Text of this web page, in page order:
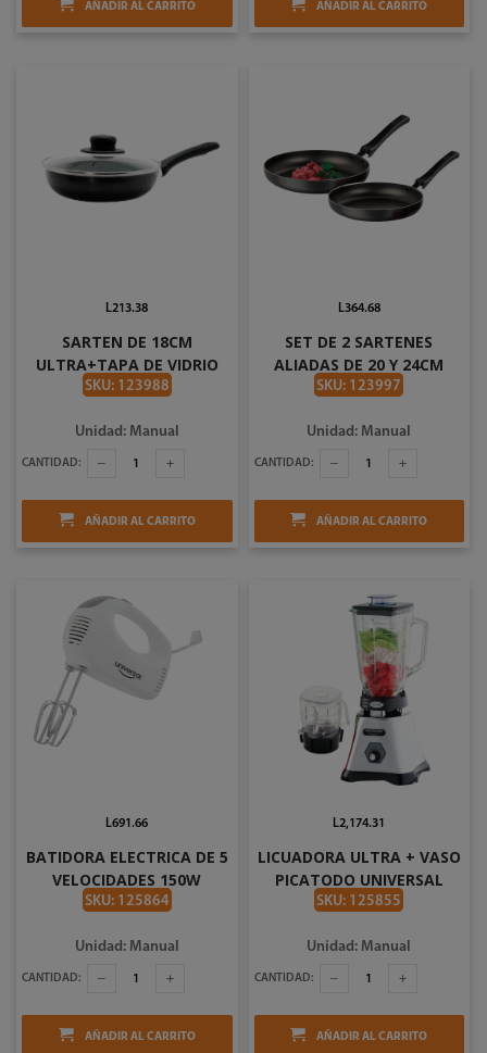
AÑADIR AL CARRITO AÑADIR AL CARRITO
SARTEN DE 18CM
ULTRA+TAPA DE VIDRIO
UNIVERSAL L72415
SKU: 123988
L213.38
Unidad: Manual
CANTIDAD:
AÑADIR AL CARRITO
SET DE 2 SARTENES
ALIADAS DE 20 Y 24CM
UNIVERSAL L39800
SKU: 123997
L364.68
Unidad: Manual
CANTIDAD:
AÑADIR AL CARRITO
BATIDORA ELECTRICA DE 5
VELOCIDADES 150W
UNIVERSAL L92801
SKU: 125864
L691.66
Unidad: Manual
CANTIDAD:
AÑADIR AL CARRITO
LICUADORA ULTRA + VASO
PICATODO UNIVERSAL
L62070
SKU: 125855
L2,174.31
Unidad: Manual
CANTIDAD:
AÑADIR AL CARRITO